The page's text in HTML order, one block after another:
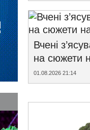
Вчені
на сюжети
01.08.2026 21:14